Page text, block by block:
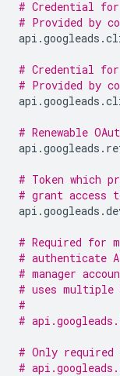
# Credential for
# Provided by
# Credential for
# Provided by
# Renewable
# Token which
# grant access
# Required for
# authenticate
# manager
# uses multiple
#
#
# Only
#